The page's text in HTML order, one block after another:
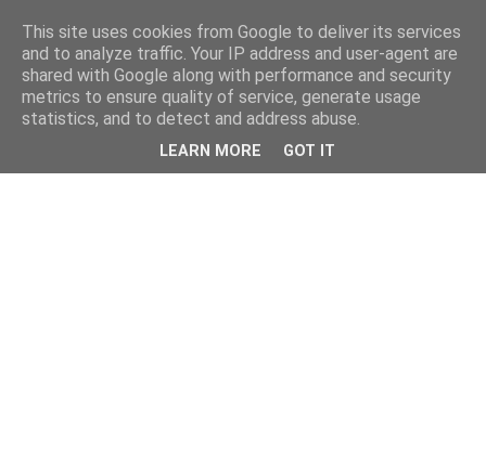
This site uses cookies from Google to deliver its services
and to analyze traffic. Your IP address and user-agent are
shared with Google along with performance and security
metrics to ensure quality of service, generate usage
statistics, and to detect and address abuse.
LEARN MORE GOT IT